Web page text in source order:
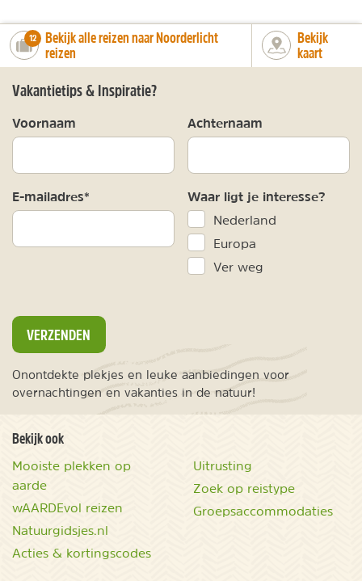
number_of_trips:
12
Bekijk alle reizen naar Noorderlicht
reizen
Bekijk
kaart
Vakantietips & Inspiratie?
Voornaam Achternaam
E-mailadres* Waar ligt je interesse?
Nederland
Europa
Ver weg
VERZENDEN
Onontdekte plekjes en leuke aanbiedingen voor
overnachtingen en vakanties in de natuur!
Bekijk ook
Mooiste plekken op
aarde
wAARDEvol reizen
Natuurgidsjes.nl
Acties & kortingscodes
Uitrusting
Zoek op reistype
Groepsaccommodaties